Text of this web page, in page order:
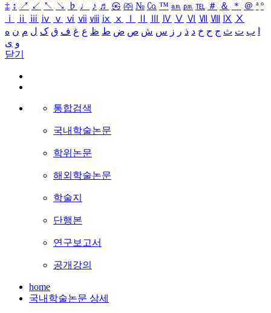
‡ ↕ ↗ ↙ ↖ ↘ ♭ ♩ ♪ ♬ ㉿ ㈜ № ㏇ ™ ㏂ ㏘ ℡ ＃ ＆ ＊ ＠ ª º
ⅰ
ⅱ ⅲ ⅳ ⅴ ⅵ ⅶ ⅷ ⅸ ⅹ Ⅳ Ⅴ Ⅵ Ⅶ Ⅷ Ⅸ Ⅹ
ب ت ث ج ح خ د ذ ر ز س ش ص ض ط ظ ع غ ف ق ک ل م ن ه
و ی
닫기
통합검색
국내학술논문
학위논문
해외학술논문
학술지
단행본
연구보고서
공개강의
home
국내학술논문 상세